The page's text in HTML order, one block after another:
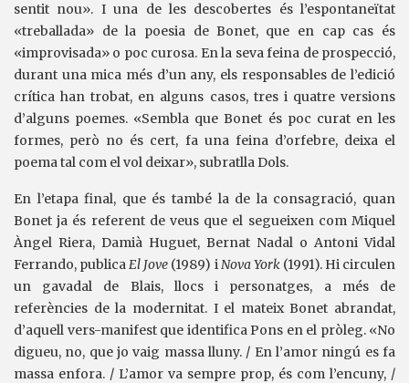
sentit nou». I una de les descobertes és l’espontaneïtat
«treballada» de la poesia de Bonet, que en cap cas és
«improvisada» o poc curosa. En la seva feina de prospecció,
durant una mica més d’un any, els responsables de l’edició
crítica han trobat, en alguns casos, tres i quatre versions
d’alguns poemes. «Sembla que Bonet és poc curat en les
formes, però no és cert, fa una feina d’orfebre, deixa el
poema tal com el vol deixar», subratlla Dols.
En l’etapa final, que és també la de la consagració, quan
Bonet ja és referent de veus que el segueixen com Miquel
Àngel Riera, Damià Huguet, Bernat Nadal o Antoni Vidal
Ferrando, publicaEl Jove (1989) iNova York(1991). Hi circulen
un gavadal de Blais, llocs i personatges, a més de
referències de la modernitat. I el mateix Bonet abrandat,
d’aquell vers-manifest que identifica Pons en el pròleg. «No
digueu, no, que jo vaig massa lluny. / En l’amor ningú es fa
massa enfora. / L’amor va sempre prop, és com l’encuny, /